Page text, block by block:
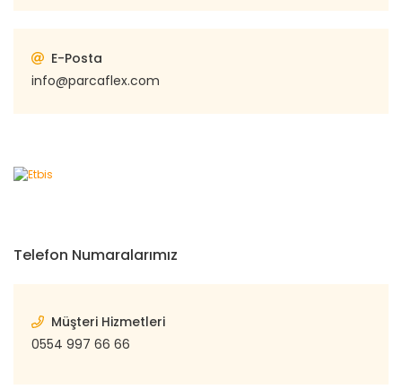
E-Posta
info@parcaflex.com
Telefon Numaralarımız
Müşteri Hizmetleri
0554 997 66 66